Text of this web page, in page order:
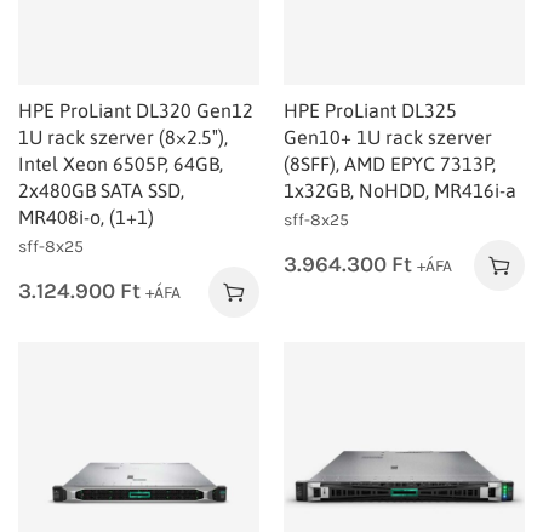
HPE ProLiant DL320 Gen12
1U rack szerver (8×2.5″),
Intel Xeon 6505P, 64GB,
2x480GB SATA SSD,
MR408i-o, (1+1)
sff-8x25
3.124.900 Ft +ÁFA
HPE ProLiant DL325
Gen10+ 1U rack szerver
(8SFF), AMD EPYC 7313P,
1x32GB, NoHDD, MR416i-a
sff-8x25
3.964.300 Ft +ÁFA